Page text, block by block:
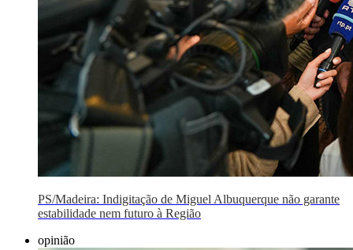
PS/Madeira: Indigitação de Miguel Albuquerque não garante
estabilidade nem futuro à Região
opinião